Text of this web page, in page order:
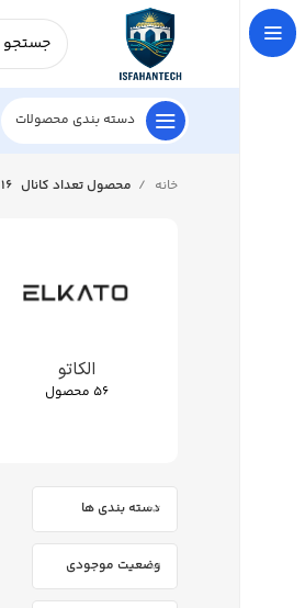
دسته بندی محصولات
خانه محصول تعداد کانال 16 کانال
الکاتو
56 محصول
دسته بندی ها
وضعیت موجودی